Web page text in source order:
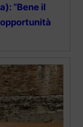
“Bene il